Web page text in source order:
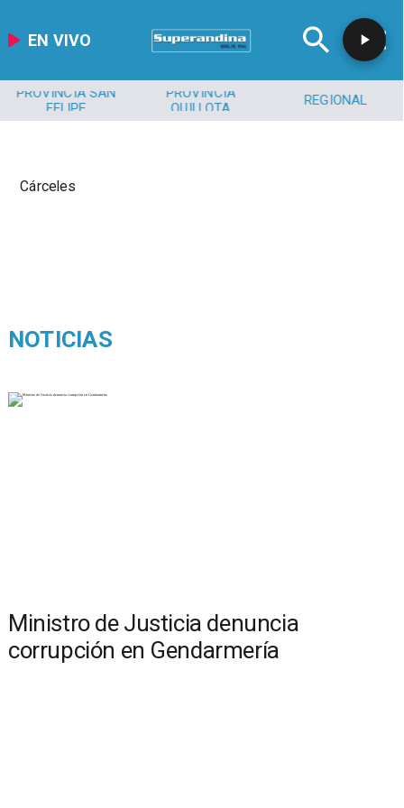
EN VIVO
PROVINCIA SAN
FELIPE
PROVINCIA
QUILLOTA
REGIONAL
Cárceles
NOTICIAS
Ministro de Justicia denuncia
corrupción en Gendarmería